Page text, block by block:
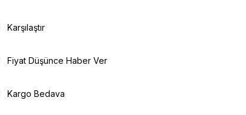
Karşılaştır
Fiyat Düşünce Haber Ver
Kargo Bedava